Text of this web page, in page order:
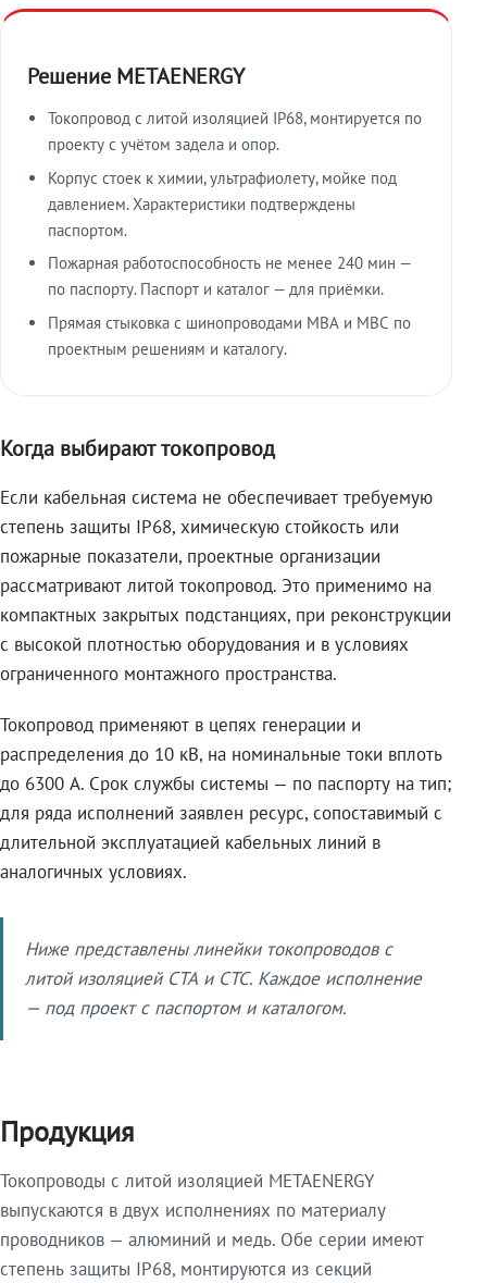
Решение METAENERGY
Токопровод с литой изоляцией IP68, монтируется по
проекту с учётом задела и опор.
Корпус стоек к химии, ультрафиолету, мойке под
давлением. Характеристики подтверждены
паспортом.
Пожарная работоспособность не менее 240 мин —
по паспорту. Паспорт и каталог — для приёмки.
Прямая стыковка с шинопроводами МВА и МВС по
проектным решениям и каталогу.
Когда выбирают токопровод
Если кабельная система не обеспечивает требуемую
степень защиты IP68, химическую стойкость или
пожарные показатели, проектные организации
рассматривают литой токопровод. Это применимо на
компактных закрытых подстанциях, при реконструкции
с высокой плотностью оборудования и в условиях
ограниченного монтажного пространства.
Токопровод применяют в цепях генерации и
распределения до 10 кВ, на номинальные токи вплоть
до 6300 А. Срок службы системы — по паспорту на тип;
для ряда исполнений заявлен ресурс, сопоставимый с
длительной эксплуатацией кабельных линий в
аналогичных условиях.
Ниже представлены линейки токопроводов с
литой изоляцией СТА и СТС. Каждое исполнение
— под проект с паспортом и каталогом.
Продукция
Токопроводы с литой изоляцией METAENERGY
выпускаются в двух исполнениях по материалу
проводников — алюминий и медь. Обе серии имеют
степень защиты IP68, монтируются из секций